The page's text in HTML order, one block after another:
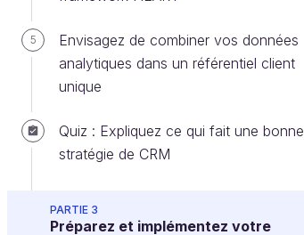
5
Envisagez de combiner vos données
analytiques dans un référentiel client
unique
Quiz : Expliquez ce qui fait une bonne
stratégie de CRM
PARTIE 3
Préparez et implémentez votre